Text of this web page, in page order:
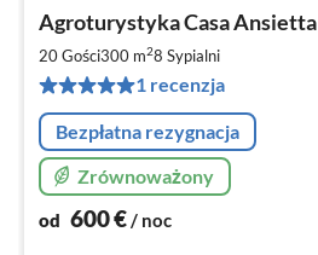
Agroturystyka Casa Ansietta
20 Gości300 m28 Sypialni
1 recenzja
Bezpłatna rezygnacja
Zrównoważony
od 600€/ noc